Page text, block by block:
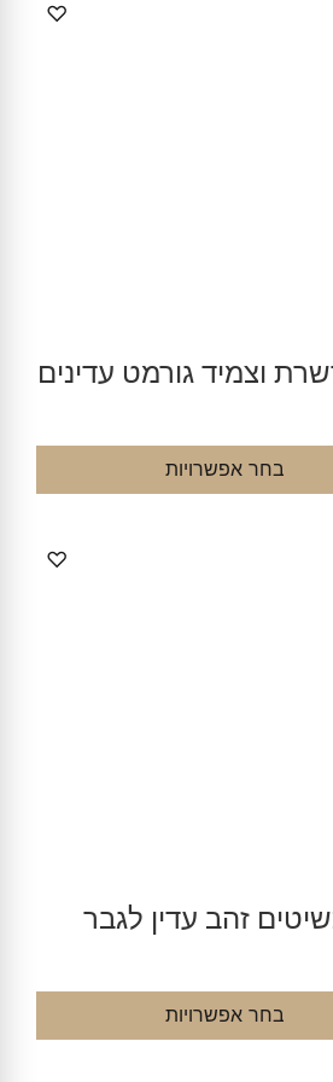
♡
וצמיד גורמט עדינים
בחר אפשרויות
♡
זהב עדין לגבר
בחר אפשרויות